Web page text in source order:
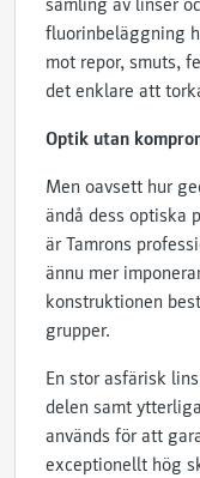
samling av linser
fluorinbeläggning
mot repor, smuts,
det enklare att
Optik utan
Men oavsett hur
ändå dess optiska
är Tamrons
ännu mer
konstruktionen
grupper.
En stor asfärisk
delen samt
används för att
exceptionellt hög